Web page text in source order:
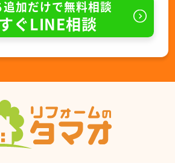
追加だけで無料相談
ぐLINE相談